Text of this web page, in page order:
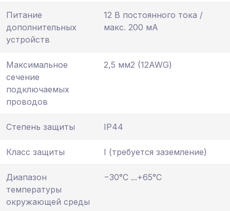
Питание
дополнительных
устройств
12 В постоянного тока /
макс. 200 мА
Максимальное
сечение
подключаемых
проводов
2,5 мм2 (12AWG)
Степень защиты IP44
Класс защиты I (требуется заземление)
Диапазон
температуры
окружающей среды
−30°С ...+65°С